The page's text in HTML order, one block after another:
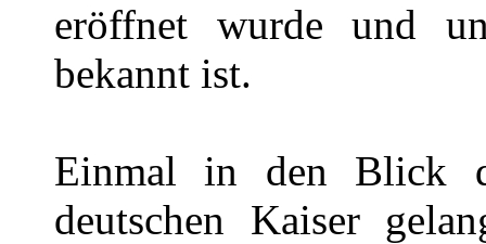
eröffnet wurde und
bekannt ist.
Einmal in den Blick
deutschen Kaiser